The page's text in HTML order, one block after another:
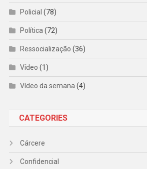
Policial (78)
Política(72)
Ressocialização (36)
Vídeo (1)
Vídeo da semana(4)
CATEGORIES
Cárcere
Confidencial